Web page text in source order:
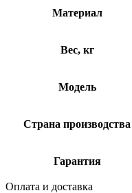
Материал
Вес, кг
Модель
Страна производства
Гарантия
Оплата и доставка